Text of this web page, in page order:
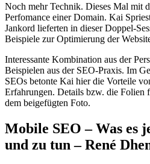
Noch mehr Technik. Dieses Mal mit
Perfomance einer Domain. Kai
Jankord lieferten in dieser Doppel-
Beispiele zur Optimierung der
Interessante Kombination aus der
Beispielen aus der SEO-Praxis. Im
SEOs betonte Kai hier die Vorteile
Erfahrungen. Details bzw. die Folien
dem beigefügten Foto.
Mobile SEO – Was es
und zu tun – René